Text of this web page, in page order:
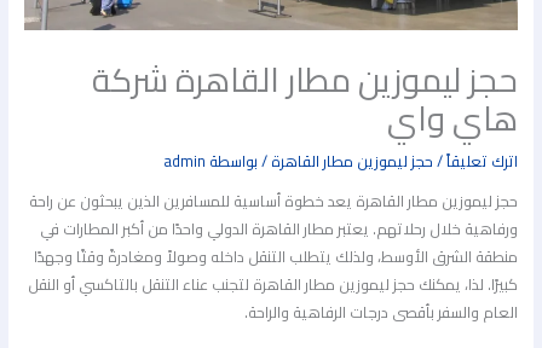
حجز ليموزين مطار القاهرة شركة
هاي واي
اترك تعليقاً/حجز ليموزين مطار القاهرة/ بواسطةadmin
حجز ليموزين مطار القاهرة يعد خطوة أساسية للمسافرين الذين يبحثون عن راحة
ورفاهية خلال رحلاتهم. يعتبر مطار القاهرة الدولي واحدًا من أكبر المطارات في
منطقة الشرق الأوسط، ولذلك يتطلب التنقل داخله وصولاً ومغادرةً وقتًا وجهدًا
كبيرًا. لذا، يمكنك حجز ليموزين مطار القاهرة لتجنب عناء التنقل بالتاكسي أو النقل
العام والسفر بأقصى درجات الرفاهية والراحة.